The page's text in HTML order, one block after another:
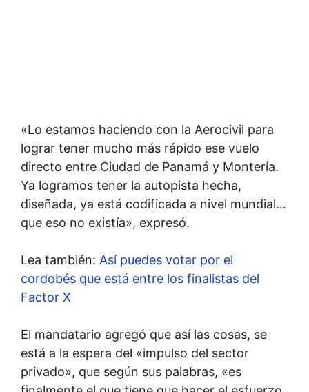
«Lo estamos haciendo con la Aerocivil para
lograr tener mucho más rápido ese vuelo
directo entre Ciudad de Panamá y Montería.
Ya logramos tener la autopista hecha,
diseñada, ya está codificada a nivel mundial…
que eso no existía», expresó.
Lea también: Así puedes votar por el
cordobés que está entre los finalistas del
Factor X
El mandatario agregó que así las cosas, se
está a la espera del «impulso del sector
privado», que según sus palabras, «es